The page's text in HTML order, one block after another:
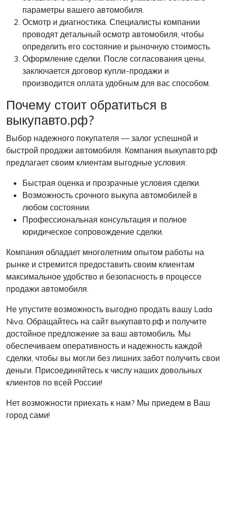
параметры вашего автомобиля.
Осмотр и диагностика. Специалисты компании
проводят детальный осмотр автомобиля, чтобы
определить его состояние и рыночную стоимость.
Оформление сделки. После согласования цены,
заключается договор купли-продажи и
производится оплата удобным для вас способом.
Почему стоит обратиться в
выкупавто.рф?
Выбор надежного покупателя — залог успешной и
быстрой продажи автомобиля. Компания выкупавто.рф
предлагает своим клиентам выгодные условия:
Быстрая оценка и прозрачные условия сделки.
Возможность срочного выкупа автомобилей в
любом состоянии.
Профессиональная консультация и полное
юридическое сопровождение сделки.
Компания обладает многолетним опытом работы на
рынке и стремится предоставить своим клиентам
максимальное удобство и безопасность в процессе
продажи автомобиля.
Не упустите возможность выгодно продать вашу Lada
Niva. Обращайтесь на сайт выкупавто.рф и получите
достойное предложение за ваш автомобиль. Мы
обеспечиваем оперативность и надежность каждой
сделки, чтобы вы могли без лишних забот получить свои
деньги. Присоединяйтесь к числу наших довольных
клиентов по всей России!
Нет возможности приехать к нам? Мы приедем в Ваш
город сами!